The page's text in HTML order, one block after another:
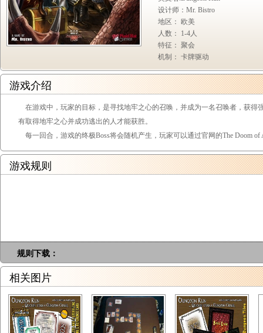
设计师：Mr. Bistro
地区： 欧美
人数： 1-4人
特征： 聚会
机制： 卡牌驱动
游戏介绍
在游戏中，玩家的目标，是寻找地牢之心的召唤，并成为一名召唤者，获得
有取得地牢之心并成功逃出的人才能获胜。
每一回合，游戏的终极Boss将会随机产生，玩家可以通过官网的The Doom of
游戏规则
规则下载：
相关图片